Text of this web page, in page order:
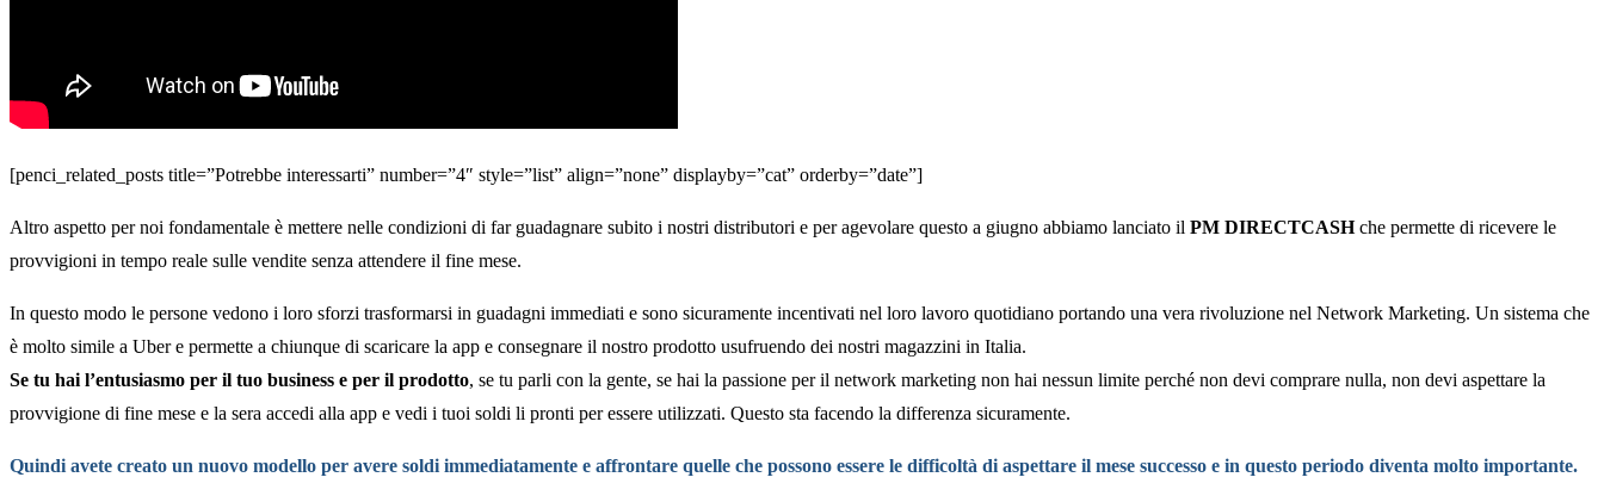
[penci_related_posts title=”Potrebbe interessarti” number=”4″ style=”list” align=”none” displayby=”cat” orderby=”date”]
Altro aspetto per noi fondamentale è mettere nelle condizioni di far guadagnare subito i nostri distributori e per agevolare questo a giugno abbiamo lanciato il PM DIRECTCASHche permette di ricevere le
provvigioni in tempo reale sulle vendite senza attendere il fine mese.
In questo modo le persone vedono i loro sforzi trasformarsi in guadagni immediati e sono sicuramente incentivati nel loro lavoro quotidiano portando una vera rivoluzione nel Network Marketing. Un sistema che
è molto simile a Uber e permette a chiunque di scaricare la app e consegnare il nostro prodotto usufruendo dei nostri magazzini in Italia.
Se tu hai l’entusiasmo per il tuo business e per il prodotto, se tu parli con la gente, se hai la passione per il network marketing non hai nessun limite perché non devi comprare nulla, non devi aspettare la
provvigione di fine mese e la sera accedi alla app e vedi i tuoi soldi li pronti per essere utilizzati. Questo sta facendo la differenza sicuramente.
Quindi avete creato un nuovo modello per avere soldi immediatamente e affrontare quelle che possono essere le difficoltà di aspettare il mese successo e in questo periodo diventa molto importante.